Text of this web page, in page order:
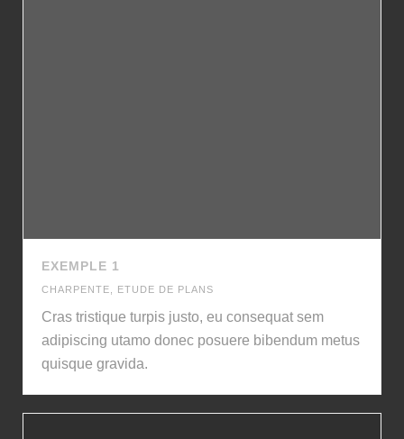
EXEMPLE 1
CHARPENTE ETUDE DE PLANS
Cras tristique turpis justo, eu consequat sem
adipiscing utamo donec posuere bibendum metus
quisque gravida.